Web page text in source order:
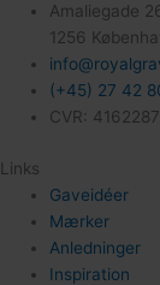
Amaliegade
1256
(+45) 27 42
CVR:
Links
Gaveidéer
Mærker
Anledninger
Inspiration